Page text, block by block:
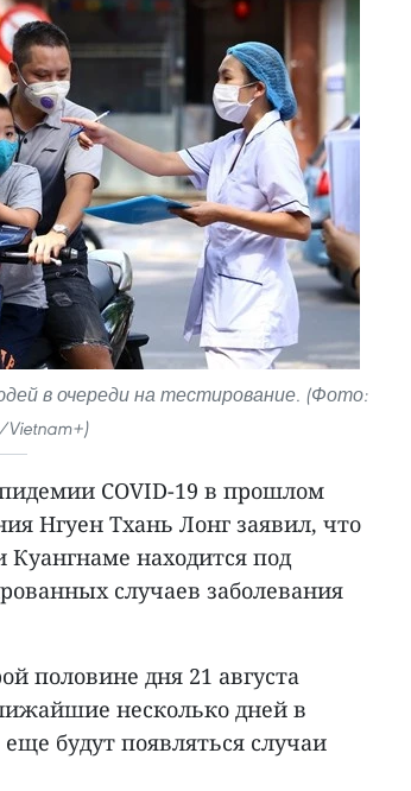
в очереди на тестирование. (Фото:
COVID-19 в прошлом
Нгуен Тхань Лонг заявил, что
Куангнаме находится под
случаев заболевания
половине дня 21 августа
несколько дней в
будут появляться случаи